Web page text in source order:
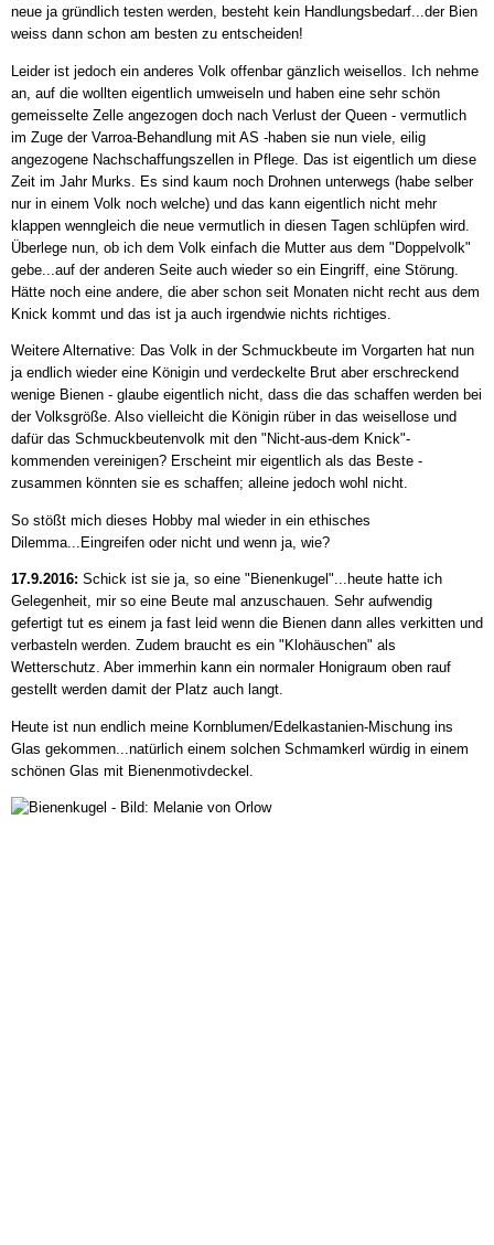
neue ja gründlich testen werden, besteht kein Handlungsbedarf...der Bien
weiss dann schon am besten zu entscheiden!
Leider ist jedoch ein anderes Volk offenbar gänzlich weisellos. Ich nehme
an, auf die wollten eigentlich umweiseln und haben eine sehr schön
gemeisselte Zelle angezogen doch nach Verlust der Queen - vermutlich
im Zuge der Varroa-Behandlung mit AS -haben sie nun viele, eilig
angezogene Nachschaffungszellen in Pflege. Das ist eigentlich um diese
Zeit im Jahr Murks. Es sind kaum noch Drohnen unterwegs (habe selber
nur in einem Volk noch welche) und das kann eigentlich nicht mehr
klappen wenngleich die neue vermutlich in diesen Tagen schlüpfen wird.
Überlege nun, ob ich dem Volk einfach die Mutter aus dem "Doppelvolk"
gebe...auf der anderen Seite auch wieder so ein Eingriff, eine Störung.
Hätte noch eine andere, die aber schon seit Monaten nicht recht aus dem
Knick kommt und das ist ja auch irgendwie nichts richtiges.
Weitere Alternative: Das Volk in der Schmuckbeute im Vorgarten hat nun
ja endlich wieder eine Königin und verdeckelte Brut aber erschreckend
wenige Bienen - glaube eigentlich nicht, dass die das schaffen werden bei
der Volksgröße. Also vielleicht die Königin rüber in das weisellose und
dafür das Schmuckbeutenvolk mit den "Nicht-aus-dem Knick"-
kommenden vereinigen? Erscheint mir eigentlich als das Beste -
zusammen könnten sie es schaffen; alleine jedoch wohl nicht.
So stößt mich dieses Hobby mal wieder in ein ethisches
Dilemma...Eingreifen oder nicht und wenn ja, wie?
17.9.2016: Schick ist sie ja, so eine "Bienenkugel"...heute hatte ich
Gelegenheit, mir so eine Beute mal anzuschauen. Sehr aufwendig
gefertigt tut es einem ja fast leid wenn die Bienen dann alles verkitten und
verbasteln werden. Zudem braucht es ein "Klohäuschen" als
Wetterschutz. Aber immerhin kann ein normaler Honigraum oben rauf
gestellt werden damit der Platz auch langt.
Heute ist nun endlich meine Kornblumen/Edelkastanien-Mischung ins
Glas gekommen...natürlich einem solchen Schmamkerl würdig in einem
schönen Glas mit Bienenmotivdeckel.